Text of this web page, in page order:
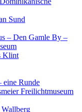
Sund
– Den Gamle By –
Klint
eine Runde
Freilichtmuseum
Wallberg